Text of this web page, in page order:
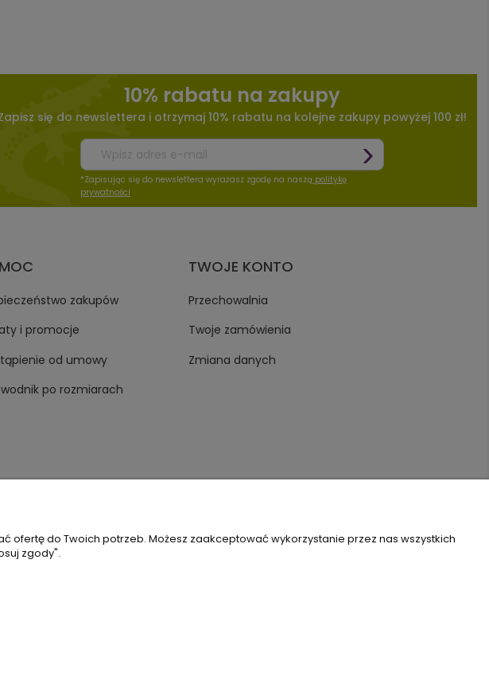
10% rabatu na zakupy
się do newslettera i otrzymaj 10% rabatu na kolejne zakupy powyżej 100 zł!
*Zapisując się do newslettera wyrażasz zgodę na naszą politykę
prywatności
zakupów
i promocje
od umowy
po rozmiarach
TWOJE KONTO
Przechowalnia
Twoje zamówienia
Zmiana danych
do Twoich potrzeb. Możesz zaakceptować wykorzystanie przez nas wszystkich
zgody".